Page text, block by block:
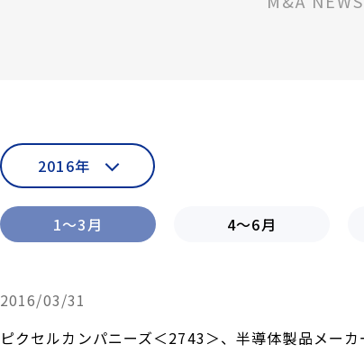
2016年
2026年
2025年
2023年
2022年
1～3月 4～6月
2016/03/31
ピクセルカンパニーズ＜2743＞、半導体製品メー